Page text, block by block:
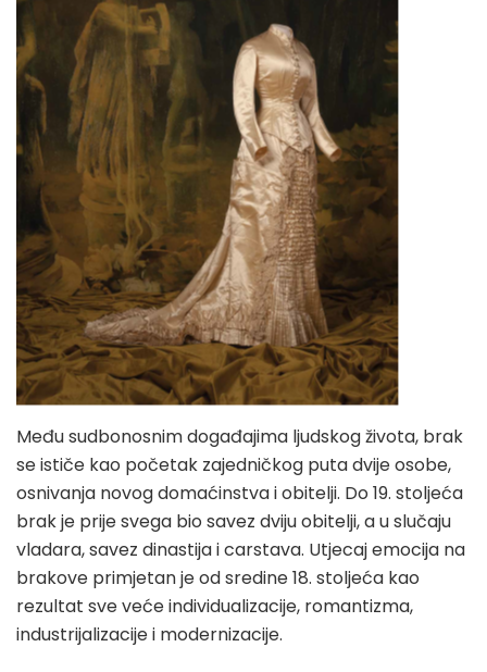
Među sudbonosnim događajima ljudskog života, brak
se ističe kao početak zajedničkog puta dvije osobe,
osnivanja novog domaćinstva i obitelji. Do 19. stoljeća
brak je prije svega bio savez dviju obitelji, a u slučaju
vladara, savez dinastija i carstava. Utjecaj emocija na
brakove primjetan je od sredine 18. stoljeća kao
rezultat sve veće individualizacije, romantizma,
industrijalizacije i modernizacije.